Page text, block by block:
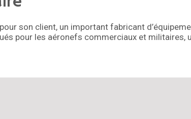
son client, un important fabricant
pour les aéronefs commerciaux et militaires,